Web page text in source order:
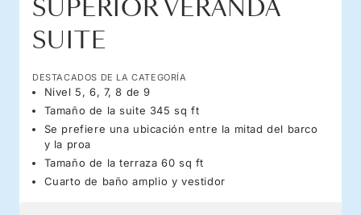
SUPERIOR VERANDA
SUITE
DESTACADOS DE LA CATEGORÍA
Nivel 5, 6, 7, 8 de 9
Tamaño de la suite 345 sq ft
Se prefiere una ubicación entre la mitad del barco
y la proa
Tamaño de la terraza 60 sq ft
Cuarto de baño amplio y vestidor